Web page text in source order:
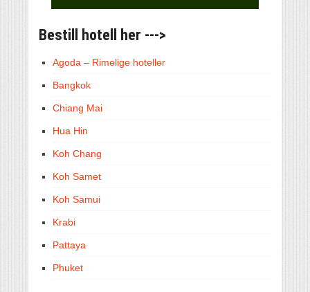
Bestill hotell her --->
Agoda – Rimelige hoteller
Bangkok
Chiang Mai
Hua Hin
Koh Chang
Koh Samet
Koh Samui
Krabi
Pattaya
Phuket